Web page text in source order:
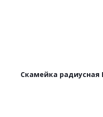
Скамейка радиусная